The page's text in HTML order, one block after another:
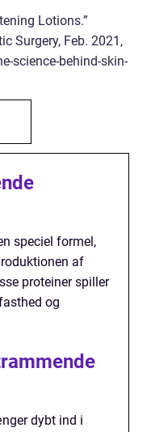
Lotions.”
Surgery, Feb. 2021,
science-behind-skin-
speciel formel,
af
proteiner spiller
og
dybt ind i